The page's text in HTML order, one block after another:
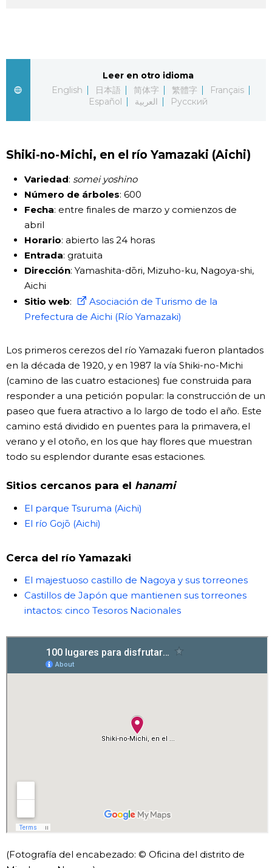
Avisos
Leer en otro idioma
English
日本語 简体字 繁體字
Français
Español
العربية Русский
Shiki-no-Michi, en el río Yamazaki (Aichi)
Variedad: somei yoshino
Número de árboles: 600
Fecha: entre finales de marzo y comienzos de
abril
Horario: abierto las 24 horas
Entrada: gratuita
Dirección: Yamashita-dōri, Mizuho-ku, Nagoya-shi,
Aichi
Sitio web:
Asociación de Turismo de la
Prefectura de Aichi (Río Yamazaki)
Los primeros cerezos del río Yamazaki fueron plantados
en la década de 1920, y en 1987 la vía Shiki-no-Michi
(camino de las cuatro estaciones) fue construida para
responder a una petición popular: la construcción de un
paseo que fuera atractivo a lo largo de todo el año. Este
camino está dividido en puentes para la primavera, el
verano y el otoño, en los que hay flores que muestran
todo su esplendor durante esas estaciones.
Sitios cercanos para el hanami
El parque Tsuruma (Aichi)
El río Gojō (Aichi)
Cerca del río Yamazaki
El majestuoso castillo de Nagoya y sus torreones
Castillos de Japón que mantienen sus torreones
intactos: cinco Tesoros Nacionales
(Fotografía del encabezado: © Oficina del distrito de